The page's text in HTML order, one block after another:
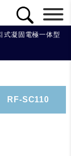
式凝固電極一体型
RF-SC110